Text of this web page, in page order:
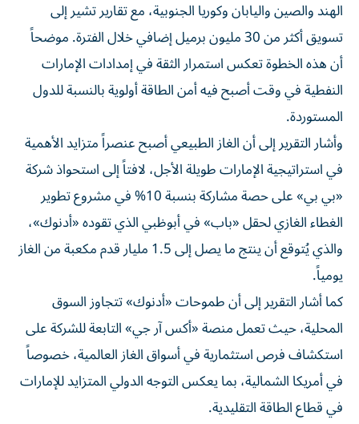
الهند والصين واليابان وكوريا الجنوبية، مع تقارير تشير إلى
تسويق أكثر من 30 مليون برميل إضافي خلال الفترة. موضحاً
أن هذه الخطوة تعكس استمرار الثقة في إمدادات الإمارات
النفطية في وقت أصبح فيه أمن الطاقة أولوية بالنسبة للدول
المستوردة.
وأشار التقرير إلى أن الغاز الطبيعي أصبح عنصراً متزايد الأهمية
في استراتيجية الإمارات طويلة الأجل، لافتاً إلى استحواذ شركة
«بي بي» على حصة مشاركة بنسبة 10% في مشروع تطوير
الغطاء الغازي لحقل «باب» في أبوظبي الذي تقوده «أدنوك»،
والذي يُتوقع أن ينتج ما يصل إلى 1.5 مليار قدم مكعبة من الغاز
يومياً.
كما أشار التقرير إلى أن طموحات «أدنوك» تتجاوز السوق
المحلية، حيث تعمل منصة «أكس آر جي» التابعة للشركة على
استكشاف فرص استثمارية في أسواق الغاز العالمية، خصوصاً
في أمريكا الشمالية، بما يعكس التوجه الدولي المتزايد للإمارات
في قطاع الطاقة التقليدية.